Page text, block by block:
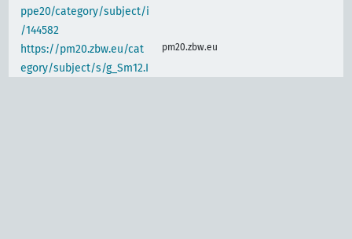
ppe20/category/subject/i
/144582
https://pm20.zbw.eu/cat
egory/subject/s/g_Sm12.I
pm20.zbw.eu